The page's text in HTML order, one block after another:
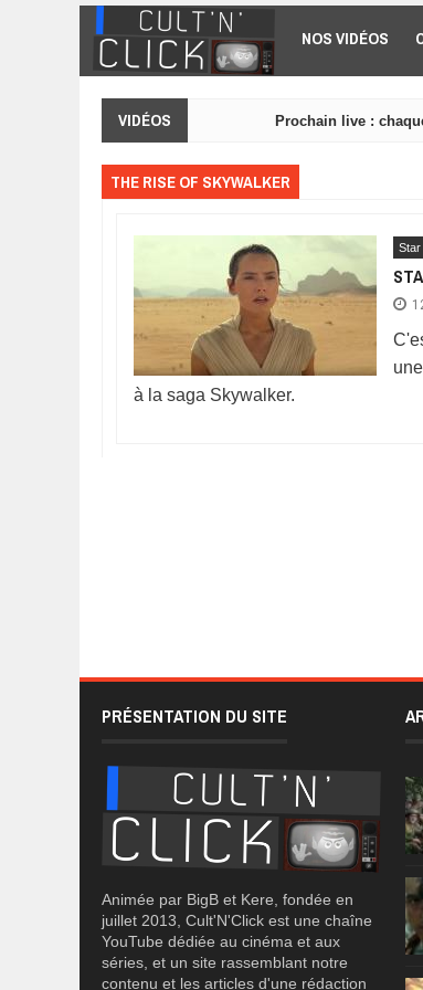
Aller au contenu principal
NOS VIDÉOS
VIDÉOS Prochain live :
THE RISE OF SKYWALKER
Star
à la saga Skywalker.
PRÉSENTATION DU SITE
Animée par BigB et Kere, fondée en
juillet 2013, Cult'N'Click est une chaîne
YouTube dédiée au cinéma et aux
séries, et un site rassemblant notre
contenu et les articles d'une rédaction